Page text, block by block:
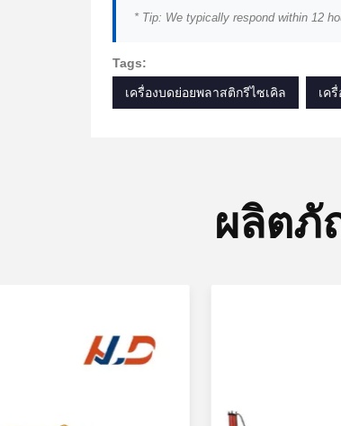
* Tip: We typically respond within 12
Tags:
เครื่องบดย่อยพลาสติกรีไซเคิล เค
ผลิต